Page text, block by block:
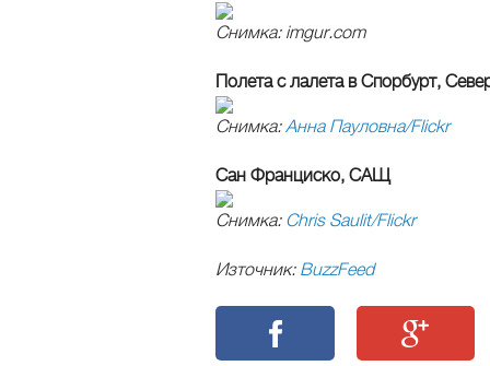
Снимка: imgur.com
Полета с лалета в Спорбурт,
Снимка:Анна Пауловна/Flickr
Сан Франциско, САЩ
Снимка: Chris Saulit/Flickr
Източник: BuzzFeed